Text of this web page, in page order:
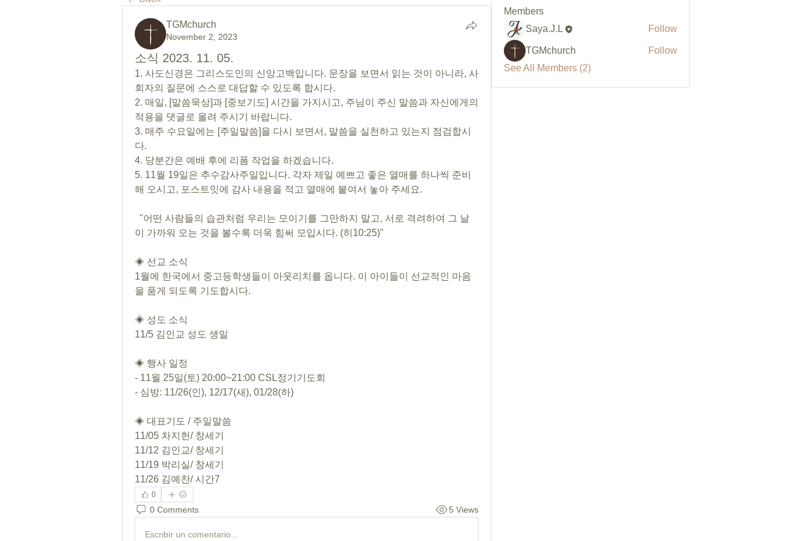
TGMchurch
November 2, 2023
소식 2023. 11. 05.
1. 사도신경은 그리스도인의 신앙고백입니다. 문장을 보면서 읽는 것이 아니라, 사
회자의 질문에 스스로 대답할 수 있도록 합시다.
2. 매일, [말씀묵상]과 [중보기도] 시간을 가지시고, 주님이 주신 말씀과 자신에게의
적용을 댓글로 올려 주시기 바랍니다.
3. 매주 수요일에는 [주일말씀]을 다시 보면서, 말씀을 실천하고 있는지 점검합시
다.
4. 당분간은 예배 후에 리폼 작업을 하겠습니다.
5. 11월 19일은 추수감사주일입니다. 각자 제일 예쁘고 좋은 열매를 하나씩 준비
해 오시고, 포스트잇에 감사 내용을 적고 열매에 붙여서 놓아 주세요.
"어떤 사람들의 습관처럼 우리는 모이기를 그만하지 말고, 서로 격려하여 그 날
이 가까워 오는 것을 볼수록 더욱 힘써 모입시다. (히10:25)"
◈ 선교 소식
1월에 한국에서 중고등학생들이 아웃리치를 옵니다. 이 아이들이 선교적인 마음
을 품게 되도록 기도합시다.
◈ 성도 소식
11/5 김인교 성도 생일
◈ 행사 일정
- 11월 25일(토) 20:00~21:00 CSL정기기도회
- 심방: 11/26(인), 12/17(새), 01/28(하)
◈ 대표기도 / 주일말씀
11/05 차지헌/ 창세기
11/12 김인교/ 창세기
11/19 박리실/ 창세기
11/26 김예찬/ 시간7
0
0 Comments 5 Views
Escribir un comentario...
Members
Saya.J.L
Follow
TGMchurch
Follow
See All Members (2)